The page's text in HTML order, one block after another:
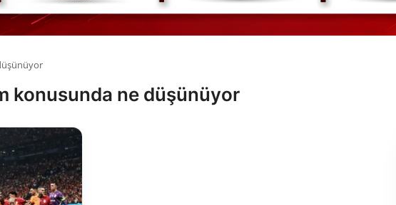
konusunda ne düşünüyor